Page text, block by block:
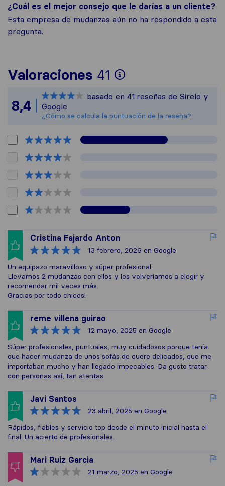
¿Cuál es el mejor consejo que le darías a un cliente?
Esta empresa de mudanzas aún no ha respondido a esta
pregunta.
Valoraciones 41
Para ofrecerte
Todas las
8,4
basado en 41 reseñas de Sirelo y
Google
¿Cómo se calcula la puntuación de la reseña?
Cristina Fajardo Anton
13 febrero, 2026 en Google
Un equipazo maravilloso y súper profesional.
Llevamos 2 mudanzas con ellos y los volveríamos a elegir y
recomendar mil veces más.
Gracias por todo chicos!
reme villena guirao
12 mayo, 2025 en Google
Súper profesionales, puntuales, muy cuidadosos porque tenía
que hacer mudanza de unos sofás de cuero delicados, que me
importaban mucho y han llegado impecables. Da gusto tratar
con personas así, tan atentas.
Javi Santos
23 abril, 2025 en Google
Rápidos, fiables y servicio top desde el minuto inicial hasta el
final. Un acierto de profesionales.
Mari Ruiz Garcia
21 marzo, 2025 en Google